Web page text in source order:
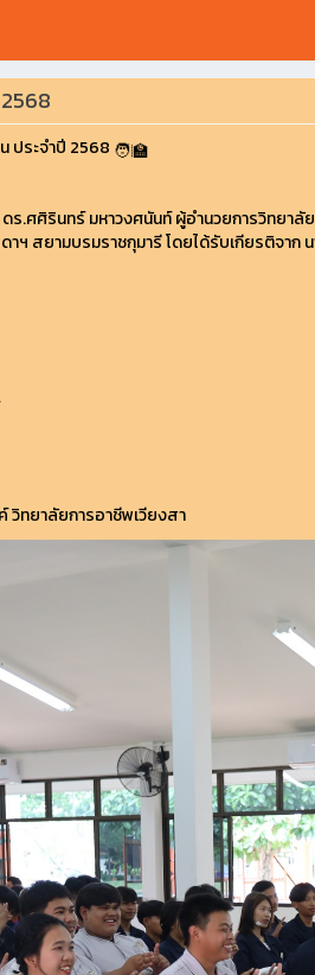
ประจำปี 2568
ร.ศศิรินทร์ มหาวงศนันท์ ผู้อำนวยการวิทยา
าฯ สยามบรมราชกุมารี โดยได้รับเกียรติจ
วิทยาลัยการอาชีพเวียงสา